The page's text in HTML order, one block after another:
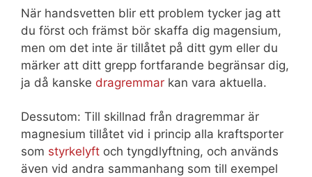
När handsvetten blir ett problem tycker jag att
du först och främst bör skaffa dig magensium,
men om det inte är tillåtet på ditt gym eller du
märker att ditt grepp fortfarande begränsar dig,
ja då kanske dragremmar kan vara aktuella.
Dessutom: Till skillnad från dragremmar är
magnesium tillåtet vid i princip alla kraftsporter
som styrkelyft och tyngdlyftning, och används
även vid andra sammanhang som till exempel